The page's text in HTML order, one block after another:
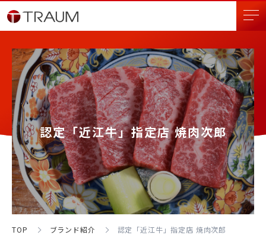
トラオムについて
ブランド紹介
店舗検索
採用情報
認定「近江牛」指定店 焼肉次郎
TOP ブランド紹介 認定「近江牛」指定店 焼肉次郎